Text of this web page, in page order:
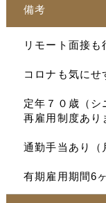
備考
リモート面接も
コロナも気にせ
定年７０歳（シ
再雇用制度あり
通勤手当あり（
有期雇用期間6